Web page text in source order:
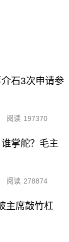
石3次申请参
阅读 197370
掌舵？毛主
阅读 278874
主席敲竹杠